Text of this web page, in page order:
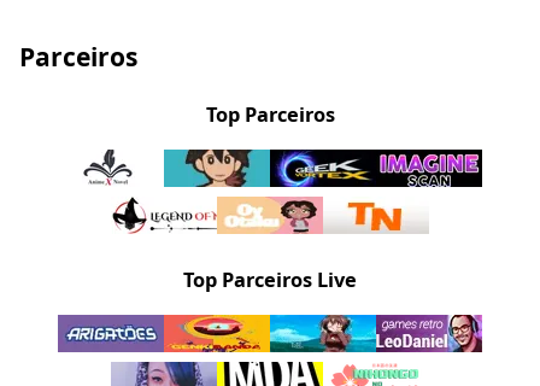
Parceiros
Top Parceiros
Top Parceiros Live